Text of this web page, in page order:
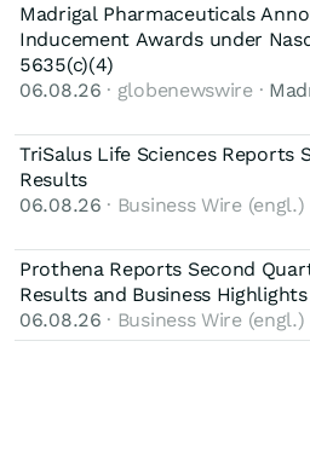
Madrigal Pharmaceuticals
Inducement Awards under
5635(c)(4)
06.08.26 · globenewswire ·
TriSalus Life Sciences Reports
Results
06.08.26 · Business Wire (engl.)
Prothena Reports Second
Results and Business Highlights
06.08.26 · Business Wire (engl.)